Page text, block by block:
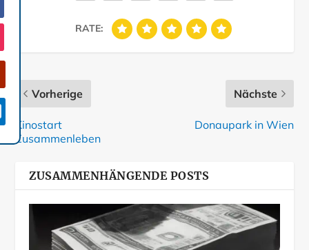
RATE:
Vorherige
Kinostart
Zusammenleben
Nächste
Donaupark in Wien
ZUSAMMENHÄNGENDE POSTS